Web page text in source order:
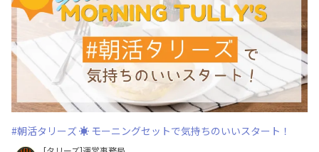
#朝活タリーズ ☀ モーニングセットで気持ちのいいスタート！